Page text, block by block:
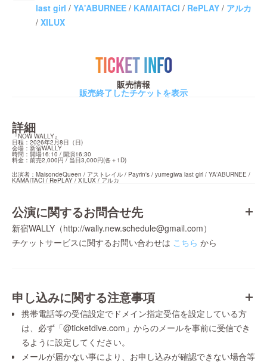
last girl / YA'ABURNEE / KAMAITACI / RePLAY / アルカ
/ XILUX
TICKET INFO
販売情報
販売終了したチケットを表示
詳細
『NOW WALLY』
日程：2026年2月8日（日)
会場：新宿WALLY
時間：開場16:10 / 開演16:30
料金：前売2,000円 / 当日3,000円(各＋1D)
出演者：MaisondeQueen / アストレイル / Payrin's / yumegiwa last girl / YA'ABURNEE /
KAMAITACI / RePLAY / XILUX / アルカ
公演に関するお問合せ先
新宿WALLY（http://wally.new.schedule@gmail.com）
チケットサービスに関するお問い合わせは こちら から
申し込みに関する注意事項
携帯電話等の受信設定でドメイン指定受信を設定している方
は、必ず「@ticketdive.com」からのメールを事前に受信でき
るように設定してください。
メールが届かない事により、お申し込みが確認できない場合等